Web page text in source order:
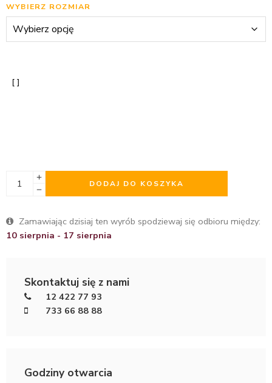
WYBIERZ ROZMIAR
DODAJ DO KOSZYKA
Zamawiając dzisiaj ten wyrób spodziewaj się odbioru między:
10 sierpnia - 17 sierpnia
Skontaktuj się z nami
12 422 77 93
733 66 88 88
Godziny otwarcia